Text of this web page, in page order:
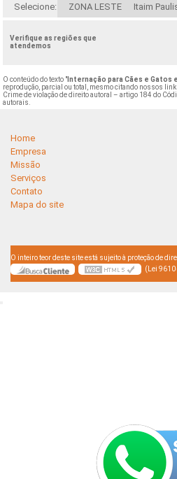
Selecione: ZONA LESTE Itaim
Verifique as regiões que
atendemos
O conteúdo do texto " Internação para Cães e Gatos
reprodução, parcial ou total, mesmo citando nossos
Crime de violação de direito autoral – artigo 184 do
autorais
Home
Empresa
Missão
Serviços
Contato
Mapa do site
O inteiro teor deste site está sujeito à proteção de
(Lei